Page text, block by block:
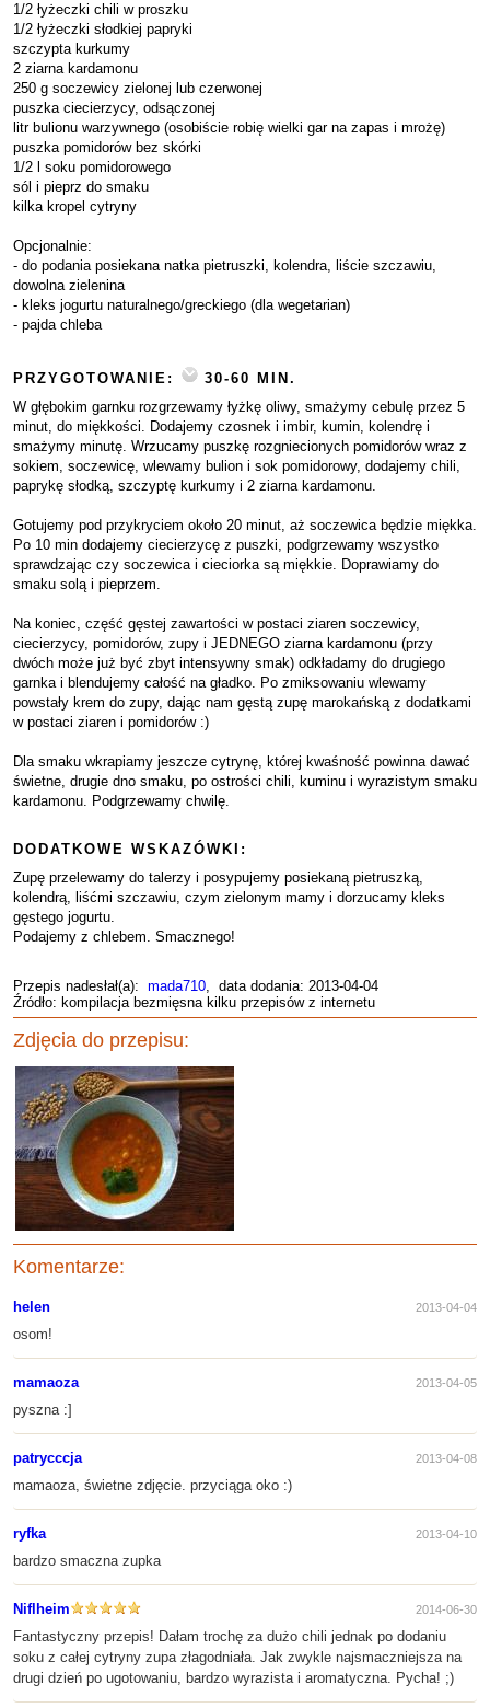
1/2 łyżeczki chili w proszku
1/2 łyżeczki słodkiej papryki
szczypta kurkumy
2 ziarna kardamonu
250 g soczewicy zielonej lub czerwonej
puszka ciecierzycy, odsączonej
litr bulionu warzywnego (osobiście robię wielki gar na zapas i mrożę)
puszka pomidorów bez skórki
1/2 l soku pomidorowego
sól i pieprz do smaku
kilka kropel cytryny
Opcjonalnie:
- do podania posiekana natka pietruszki, kolendra, liście szczawiu,
dowolna zielenina
- kleks jogurtu naturalnego/greckiego (dla wegetarian)
- pajda chleba
PRZYGOTOWANIE:
30-60 MIN.
W głębokim garnku rozgrzewamy łyżkę oliwy, smażymy cebulę przez 5
minut, do miękkości. Dodajemy czosnek i imbir, kumin, kolendrę i
smażymy minutę. Wrzucamy puszkę rozgniecionych pomidorów wraz z
sokiem, soczewicę, wlewamy bulion i sok pomidorowy, dodajemy chili,
paprykę słodką, szczyptę kurkumy i 2 ziarna kardamonu.
Gotujemy pod przykryciem około 20 minut, aż soczewica będzie miękka.
Po 10 min dodajemy ciecierzycę z puszki, podgrzewamy wszystko
sprawdzając czy soczewica i cieciorka są miękkie. Doprawiamy do
smaku solą i pieprzem.
Na koniec, część gęstej zawartości w postaci ziaren soczewicy,
ciecierzycy, pomidorów, zupy i JEDNEGO ziarna kardamonu (przy
dwóch może już być zbyt intensywny smak) odkładamy do drugiego
garnka i blendujemy całość na gładko. Po zmiksowaniu wlewamy
powstały krem do zupy, dając nam gęstą zupę marokańską z dodatkami
w postaci ziaren i pomidorów :)
Dla smaku wkrapiamy jeszcze cytrynę, której kwaśność powinna dawać
świetne, drugie dno smaku, po ostrości chili, kuminu i wyrazistym smaku
kardamonu. Podgrzewamy chwilę.
DODATKOWE WSKAZÓWKI:
Zupę przelewamy do talerzy i posypujemy posiekaną pietruszką,
kolendrą, liśćmi szczawiu, czym zielonym mamy i dorzucamy kleks
gęstego jogurtu.
Podajemy z chlebem. Smacznego!
Przepis nadesłał(a): mada710, data dodania: 2013-04-04
Źródło: kompilacja bezmięsna kilku przepisów z internetu
Zdjęcia do przepisu:
Komentarze:
helen 2013-04-04
osom!
mamaoza 2013-04-05
pyszna :]
patrycccja 2013-04-08
mamaoza, świetne zdjęcie. przyciąga oko :)
ryfka 2013-04-10
bardzo smaczna zupka
Niflheim 2014-06-30
Fantastyczny przepis! Dałam trochę za dużo chili jednak po dodaniu
soku z całej cytryny zupa złagodniała. Jak zwykle najsmaczniejsza na
drugi dzień po ugotowaniu, bardzo wyrazista i aromatyczna. Pycha! ;)